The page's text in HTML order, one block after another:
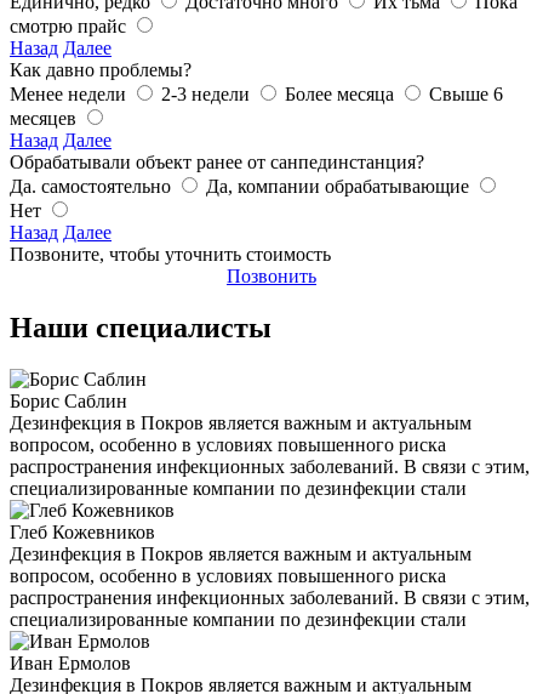
смотрю прайс
Назад Далее
Как давно проблемы?
Менее недели
2-3 недели Более месяца
Свыше 6
месяцев
Назад Далее
Обрабатывали объект ранее от санпединстанция?
Да. самостоятельно
Да, компании обрабатывающие
Нет
Назад Далее
Позвоните, чтобы уточнить стоимость
Позвонить
Наши специалисты
Борис Саблин
Дезинфекция в Покров является важным и актуальным
вопросом, особенно в условиях повышенного риска
распространения инфекционных заболеваний. В связи с этим,
специализированные компании по дезинфекции стали
Глеб Кожевников
Дезинфекция в Покров является важным и актуальным
вопросом, особенно в условиях повышенного риска
распространения инфекционных заболеваний. В связи с этим,
специализированные компании по дезинфекции стали
Иван Ермолов
Дезинфекция в Покров является важным и актуальным